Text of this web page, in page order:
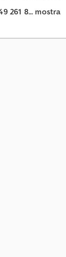
261 8... mostra